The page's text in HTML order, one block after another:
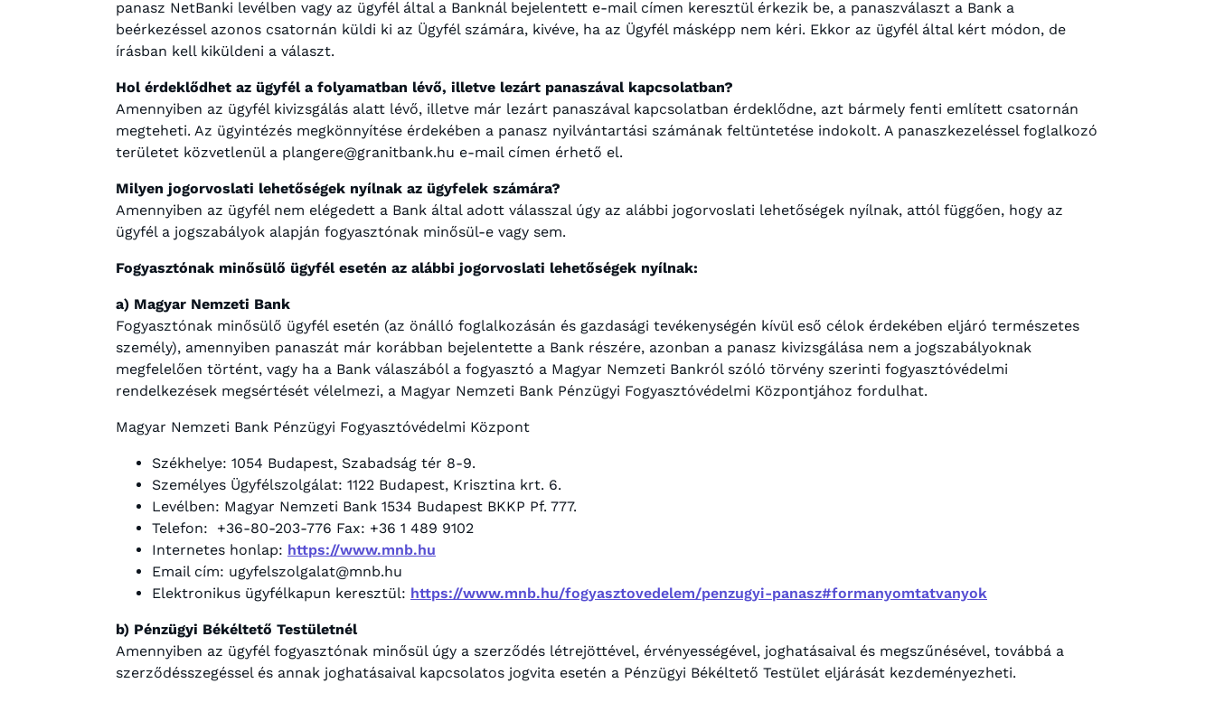
panasz NetBanki levélben vagy az ügyfél által a Banknál bejelentett e-mail címen keresztül érkezik be, a panaszválaszt a Bank a
beérkezéssel azonos csatornán küldi ki az Ügyfél számára, kivéve, ha az Ügyfél másképp nem kéri. Ekkor az ügyfél által kért módon, de
írásban kell kiküldeni a választ.
Hol érdeklődhet az ügyfél a folyamatban lévő, illetve lezárt panaszával kapcsolatban?
Amennyiben az ügyfél kivizsgálás alatt lévő, illetve már lezárt panaszával kapcsolatban érdeklődne, azt bármely fenti említett csatornán
megteheti. Az ügyintézés megkönnyítése érdekében a panasz nyilvántartási számának feltüntetése indokolt. A panaszkezeléssel foglalkozó
területet közvetlenül a plangere@granitbank.hu e-mail címen érhető el.
Milyen jogorvoslati lehetőségek nyílnak az ügyfelek számára?
Amennyiben az ügyfél nem elégedett a Bank által adott válasszal úgy az alábbi jogorvoslati lehetőségek nyílnak, attól függően, hogy az
ügyfél a jogszabályok alapján fogyasztónak minősül-e vagy sem.
Fogyasztónak minősülő ügyfél esetén az alábbi jogorvoslati lehetőségek nyílnak:
a) Magyar Nemzeti Bank
Fogyasztónak minősülő ügyfél esetén (az önálló foglalkozásán és gazdasági tevékenységén kívül eső célok érdekében eljáró természetes
személy), amennyiben panaszát már korábban bejelentette a Bank részére, azonban a panasz kivizsgálása nem a jogszabályoknak
megfelelően történt, vagy ha a Bank válaszából a fogyasztó a Magyar Nemzeti Bankról szóló törvény szerinti fogyasztóvédelmi
rendelkezések megsértését vélelmezi, a Magyar Nemzeti Bank Pénzügyi Fogyasztóvédelmi Központjához fordulhat.
Magyar Nemzeti Bank Pénzügyi Fogyasztóvédelmi Központ
Székhelye: 1054 Budapest, Szabadság tér 8-9.
Személyes Ügyfélszolgálat: 1122 Budapest, Krisztina krt. 6.
Levélben: Magyar Nemzeti Bank 1534 Budapest BKKP Pf. 777.
Telefon: +36-80-203-776 Fax: +36 1 489 9102
Internetes honlap: https://www.mnb.hu
Email cím: ugyfelszolgalat@mnb.hu
Elektronikus ügyfélkapun keresztül: https://www.mnb.hu/fogyasztovedelem/penzugyi-panasz#formanyomtatvanyok
b) Pénzügyi Békéltető Testületnél
Amennyiben az ügyfél fogyasztónak minősül úgy a szerződés létrejöttével, érvényességével, joghatásaival és megszűnésével, továbbá a
szerződésszegéssel és annak joghatásaival kapcsolatos jogvita esetén a Pénzügyi Békéltető Testület eljárását kezdeményezheti.